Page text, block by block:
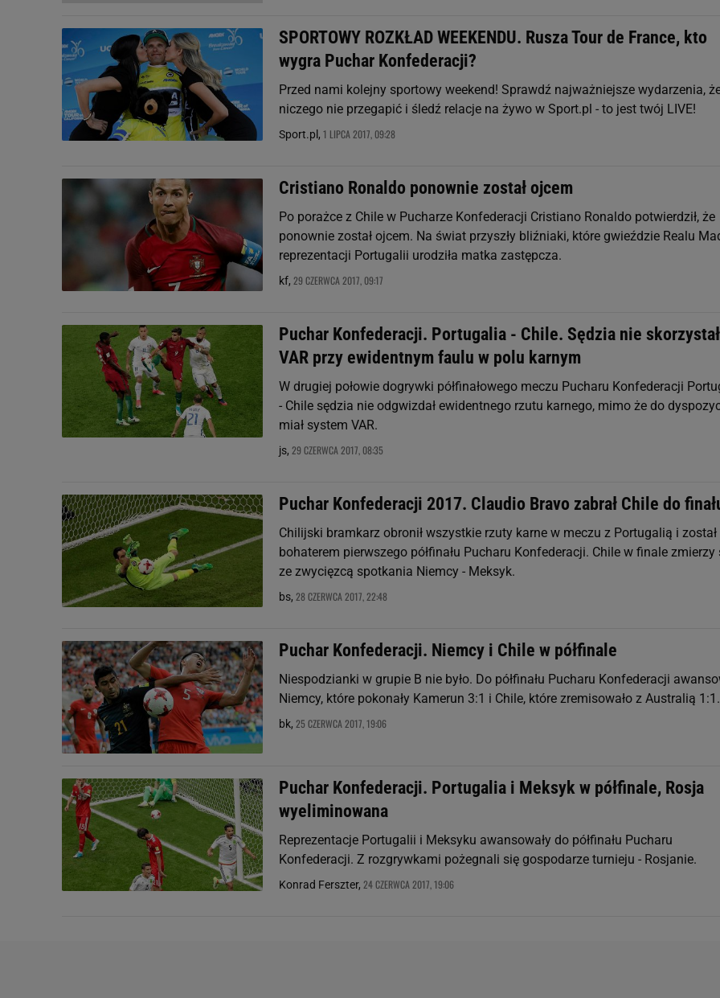
SPORTOWY ROZKŁAD WEEKENDU. Rusza Tour de France, kto
wygra Puchar Konfederacji?
Przed nami kolejny sportowy weekend! Sprawdź najważniejsze wydarzenia,
niczego nie przegapić i śledź relacje na żywo w Sport.pl - to jest twój LIVE!
Sport.pl, 1 LIPCA 2017, 09:28
Cristiano Ronaldo ponownie został ojcem
Po porażce z Chile w Pucharze Konfederacji Cristiano Ronaldo potwierdził, że
ponownie został ojcem. Na świat przyszły bliźniaki, które gwieździe Realu
reprezentacji Portugalii urodziła matka zastępcza.
kf, 29 CZERWCA 2017, 09:17
Puchar Konfederacji. Portugalia - Chile. Sędzia nie
VAR przy ewidentnym faulu w polu karnym
W drugiej połowie dogrywki półfinałowego meczu Pucharu Konfederacji
- Chile sędzia nie odgwizdał ewidentnego rzutu karnego, mimo że do
miał system VAR.
js, 29 CZERWCA 2017, 08:35
Puchar Konfederacji 2017. Claudio Bravo zabrał Chile do
Chilijski bramkarz obronił wszystkie rzuty karne w meczu z Portugalią i został
bohaterem pierwszego półfinału Pucharu Konfederacji. Chile w finale zmierzy
ze zwycięzcą spotkania Niemcy - Meksyk.
bs, 28 CZERWCA 2017, 22:48
Puchar Konfederacji. Niemcy i Chile w półfinale
Niespodzianki w grupie B nie było. Do półfinału Pucharu Konfederacji
Niemcy, które pokonały Kamerun 3:1 i Chile, które zremisowało z Australią 1:1.
bk, 25 CZERWCA 2017, 19:06
Puchar Konfederacji. Portugalia i Meksyk w półfinale, Rosja
wyeliminowana
Reprezentacje Portugalii i Meksyku awansowały do półfinału Pucharu
Konfederacji. Z rozgrywkami pożegnali się gospodarze turnieju - Rosjanie.
Konrad Ferszter, 24 CZERWCA 2017, 19:06